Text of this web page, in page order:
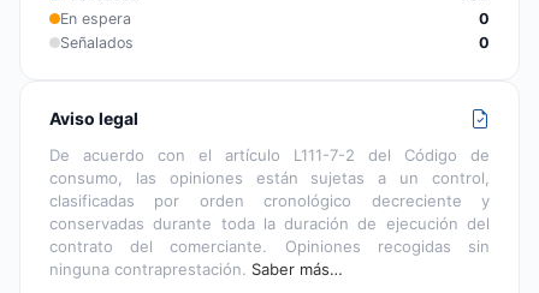
En espera
0
Señalados
0
Aviso legal
De acuerdo con el artículo L111-7-2 del Código de
consumo, las opiniones están sujetas a un control,
clasificadas por orden cronológico decreciente y
conservadas durante toda la duración de ejecución del
contrato del comerciante. Opiniones recogidas sin
ninguna contraprestación. Saber más…